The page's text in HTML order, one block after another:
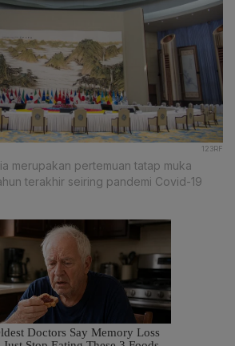
123RF
merupakan pertemuan tatap muka
terakhir seiring pandemi Covid-19